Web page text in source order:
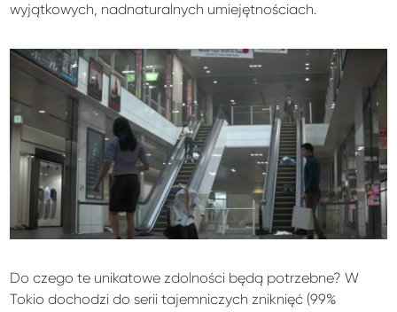
wyjątkowych, nadnaturalnych umiejętnościach.
Do czego te unikatowe zdolności będą potrzebne? W
Tokio dochodzi do serii tajemniczych zniknięć (99%